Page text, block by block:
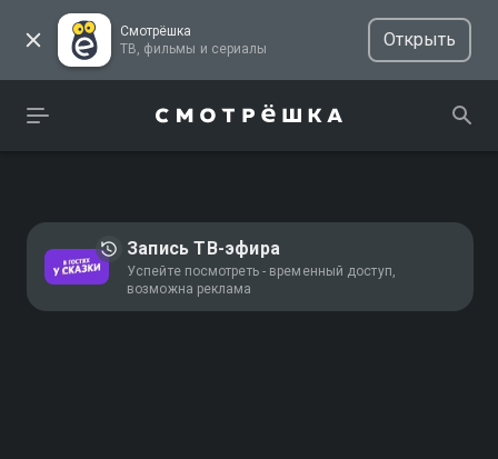
Смотрёшка
ТВ, фильмы и сериалы
Открыть
Запись ТВ-эфира
Успейте посмотреть - временный доступ,
возможна реклама